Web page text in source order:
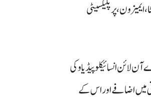
پرپلیکسیٹی
لائن انسائیکلوپیڈیا وکی
میں اضافے اور اس کے